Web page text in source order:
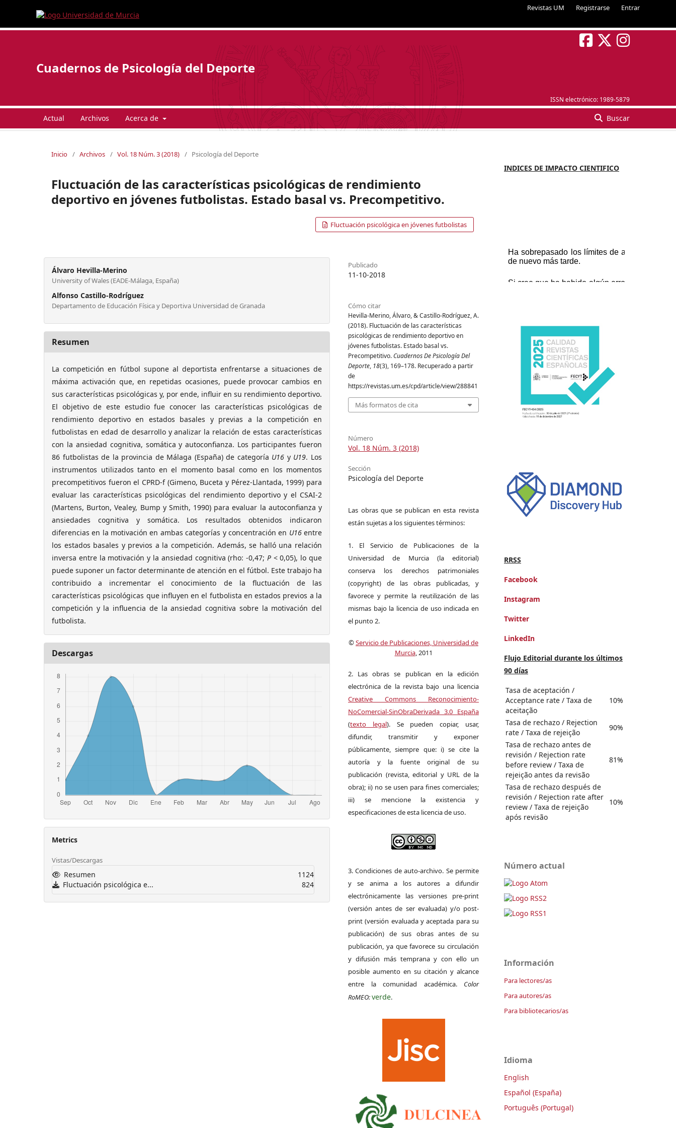
Revistas UM Registrarse Entrar
ISSN electrónico: 1989-5879
Cuadernos de Psicología del Deporte
Actual Archivos Acerca de Buscar
Inicio / Archivos / Vol. 18 Núm. 3 (2018) / Psicología del Deporte
Fluctuación de las características psicológicas de rendimiento
deportivo en jóvenes futbolistas. Estado basal vs. Precompetitivo.
Fluctuación psicológica en jóvenes futbolistas
Álvaro Hevilla-Merino
University of Wales (EADE-Málaga, España)
Alfonso Castillo-Rodríguez
Departamento de Educación Física y Deportiva Universidad de Granada
Resumen
La competición en fútbol supone al deportista enfrentarse a situaciones de
máxima activación que, en repetidas ocasiones, puede provocar cambios en
sus características psicológicas y, por ende, influir en su rendimiento deportivo.
El objetivo de este estudio fue conocer las características psicológicas de
rendimiento deportivo en estados basales y previas a la competición en
futbolistas en edad de desarrollo y analizar la relación de estas características
con la ansiedad cognitiva, somática y autoconfianza. Los participantes fueron
86 futbolistas de la provincia de Málaga (España) de categoría U16 y U19. Los
instrumentos utilizados tanto en el momento basal como en los momentos
precompetitivos fueron el CPRD-f (Gimeno, Buceta y Pérez-Llantada, 1999) para
evaluar las características psicológicas del rendimiento deportivo y el CSAI-2
(Martens, Burton, Vealey, Bump y Smith, 1990) para evaluar la autoconfianza y
ansiedades cognitiva y somática. Los resultados obtenidos indicaron
diferencias en la motivación en ambas categorías y concentración en U16entre
los estados basales y previos a la competición. Además, se halló una relación
inversa entre la motivación y la ansiedad cognitiva (rho: -0,47; P < 0,05), lo que
puede suponer un factor determinante de atención en el fútbol. Este trabajo ha
contribuido a incrementar el conocimiento de la fluctuación de las
características psicológicas que influyen en el futbolista en estados previos a la
competición y la influencia de la ansiedad cognitiva sobre la motivación del
futbolista.
Descargas
Metrics
Vistas/Descargas
Resumen
1124
Fluctuación psicológica e...
824
Publicado
11-10-2018
Cómo citar
Hevilla-Merino, Álvaro, & Castillo-Rodríguez, A.
(2018). Fluctuación de las características
psicológicas de rendimiento deportivo en
jóvenes futbolistas. Estado basal vs.
Precompetitivo.Cuadernos De Psicología Del
Deporte, 18(3), 169–178. Recuperado a partir
de
https://revistas.um.es/cpd/article/view/288841
Más formatos de cita
Número
Vol. 18 Núm. 3 (2018)
Sección
Psicología del Deporte
Las obras que se publican en esta revista
están sujetas a los siguientes términos:
1. El Servicio de Publicaciones de la
Universidad de Murcia (la editorial)
conserva los derechos patrimoniales
(copyright) de las obras publicadas, y
favorece y permite la reutilización de las
mismas bajo la licencia de uso indicada en
el punto 2.
©Servicio de Publicaciones, Universidad de
Murcia, 2011
2. Las obras se publican en la edición
electrónica de la revista bajo una licencia
Creative Commons Reconocimiento-
NoComercial-SinObraDerivada 3.0 España
(texto legal). Se pueden copiar, usar,
difundir, transmitir y exponer
públicamente, siempre que: i) se cite la
autoría y la fuente original de su
publicación (revista, editorial y URL de la
obra); ii) no se usen para fines comerciales;
iii) se mencione la existencia y
especificaciones de esta licencia de uso.
3. Condiciones de auto-archivo. Se permite
y se anima a los autores a difundir
electrónicamente las versiones pre-print
(versión antes de ser evaluada) y/o post-
print (versión evaluada y aceptada para su
publicación) de sus obras antes de su
publicación, ya que favorece su circulación
y difusión más temprana y con ello un
posible aumento en su citación y alcance
entre la comunidad académica. Color
RoMEO:verde.
INDICES DE IMPACTO CIENTIFICO
RRSS
Facebook
Instagram
Twitter
LinkedIn
Flujo Editorial durante los últimos
90 días
Tasa de aceptación /
Acceptance rate / Taxa de
aceitação
10%
Tasa de rechazo / Rejection
rate / Taxa de rejeição
90%
Tasa de rechazo antes de
revisión / Rejection rate
before review / Taxa de
rejeição antes da revisão
81%
Tasa de rechazo después de
revisión / Rejection rate after
review / Taxa de rejeição
após revisão
10%
Número actual
Información
Para lectores/as
Para autores/as
Para bibliotecarios/as
Idioma
English
Español (España)
Português (Portugal)